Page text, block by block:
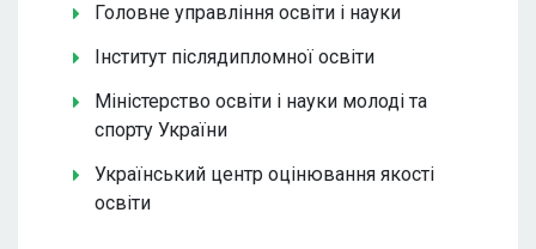
Головне управління освіти і науки
Інститут післядипломної освіти
Міністерство освіти і науки молоді та
спорту України
Український центр оцінювання якості
освіти